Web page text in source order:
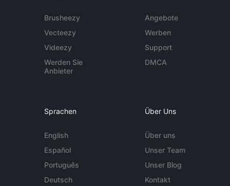
Brusheezy
Vecteezy
Videezy
Werden Sie
Anbieter
Angebote
Werben
Support
DMCA
Sprachen
English
Español
Português
Deutsch
Über Uns
Über uns
Unser Team
Unser Blog
Kontakt